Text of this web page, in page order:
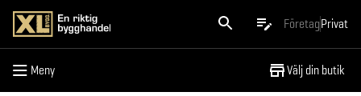
FöretagPrivat
Meny Välj din butik
Meny